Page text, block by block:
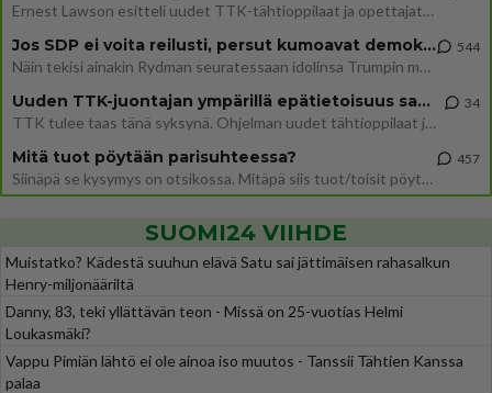
Ernest Lawson esitteli uudet TTK-tähtioppilaat ja opettajat torstaina 6.8. lehdistölle. Tulevalla kaudella on yksi hausk
Jos SDP ei voita reilusti, persut kumoavat demokratian Suomesta
Näin tekisi ainakin Rydman seuratessaan idolinsa Trumpin mallia https://www.is.fi/politiikka/art-2000012187244.html
544
Uuden TTK-juontajan ympärillä epätietoisuus sakenee - Nyt MTV hämmentää soppaa
TTK tulee taas tänä syksynä. Ohjelman uudet tähtioppilaat julkistetaan torstaina 6. elokuuta klo 14 alkavassa lehdistö
34
Mitä tuot pöytään parisuhteessa?
Siinäpä se kysymys on otsikossa. Mitäpä siis tuot/toisit pöytään parisuhteessa? Oletko mies vai nainen? Koetko sen mitä
457
SUOMI24 VIIHDE
Muistatko? Kädestä suuhun elävä Satu sai jättimäisen rahasalkun
Henry-miljonääriltä
Danny, 83, teki yllättävän teon - Missä on 25-vuotias Helmi
Loukasmäki?
Vappu Pimiän lähtö ei ole ainoa iso muutos - Tanssii Tähtien Kanssa
palaa